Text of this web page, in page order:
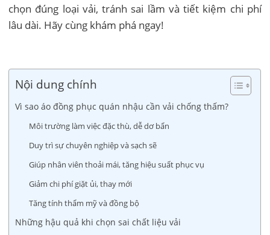
chọn đúng loại vải, tránh sai lầm và tiết kiệm chi phí
lâu dài. Hãy cùng khám phá ngay!
Nội dung chính
Vì sao áo đồng phục quán nhậu cần vải chống thấm?
Môi trường làm việc đặc thù, dễ dơ bẩn
Duy trì sự chuyên nghiệp và sạch sẽ
Giúp nhân viên thoải mái, tăng hiệu suất phục vụ
Giảm chi phí giặt ủi, thay mới
Tăng tính thẩm mỹ và đồng bộ
Những hậu quả khi chọn sai chất liệu vải